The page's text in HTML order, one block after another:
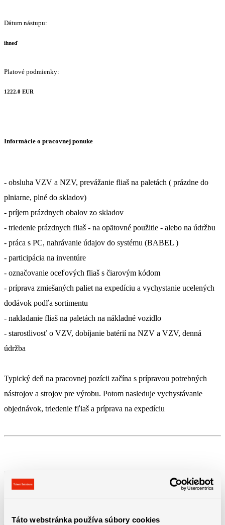
Táto webstránka používa súbory cookies
Dátum nástupu:
ihneď
Platové podmienky:
1222.0 EUR
Informácie o pracovnej ponuke
- obsluha VZV a NZV, prevážanie fliaš na paletách ( prázdne do
plniarne, plné do skladov)
- príjem prázdnych obalov zo skladov
- triedenie prázdnych fliaš - na opätovné použitie - alebo na údržbu
- práca s PC, nahrávanie údajov do systému (BABEL )
- participácia na inventúre
- označovanie oceľových fliaš s čiarovým kódom
- príprava zmiešaných paliet na expedíciu a vychystanie ucelených
dodávok podľa sortimentu
- nakladanie fliaš na paletách na nákladné vozidlo
- starostlivosť o VZV, dobíjanie batérií na NZV a VZV, denná
údržba
Typický deň na pracovnej pozícii začína s prípravou potrebných
nástrojov a strojov pre výrobu. Potom nasleduje vychystávanie
objednávok, triedenie fľiaš a príprava na expedíciu
Požiadavky na zamestnanca